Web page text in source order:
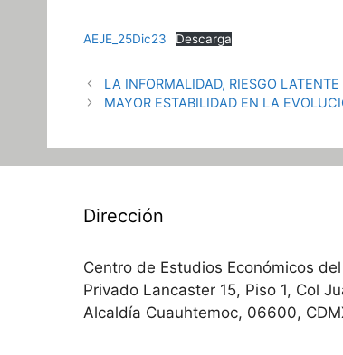
AEJE_25Dic23 Descarga
LA INFORMALIDAD, RIESGO LATENTE
MAYOR ESTABILIDAD EN LA
Dirección
Centro de Estudios Económicos
Privado Lancaster 15, Piso 1, Col
Alcaldía Cuauhtemoc, 06600,